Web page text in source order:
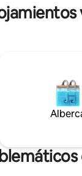
de la
del
wifi
de 100